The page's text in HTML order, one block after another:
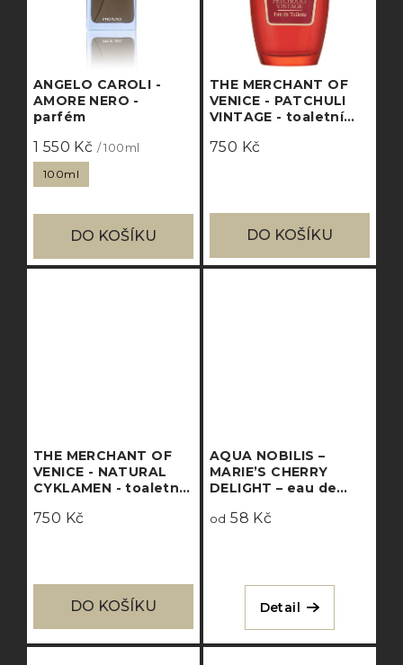
ANGELO CAROLI -
AMORE NERO -
parfém
1 550 Kč / 100ml
100ml
DO KOŠÍKU
THE MERCHANT OF
VENICE - PATCHULI
VINTAGE - toaletní
750 Kč
DO KOŠÍKU
THE MERCHANT OF
VENICE - NATURAL
CYKLAMEN - toaletní
750 Kč
DO KOŠÍKU
AQUA NOBILIS –
MARIE’S CHERRY
DELIGHT – eau de
od 58 Kč
Detail